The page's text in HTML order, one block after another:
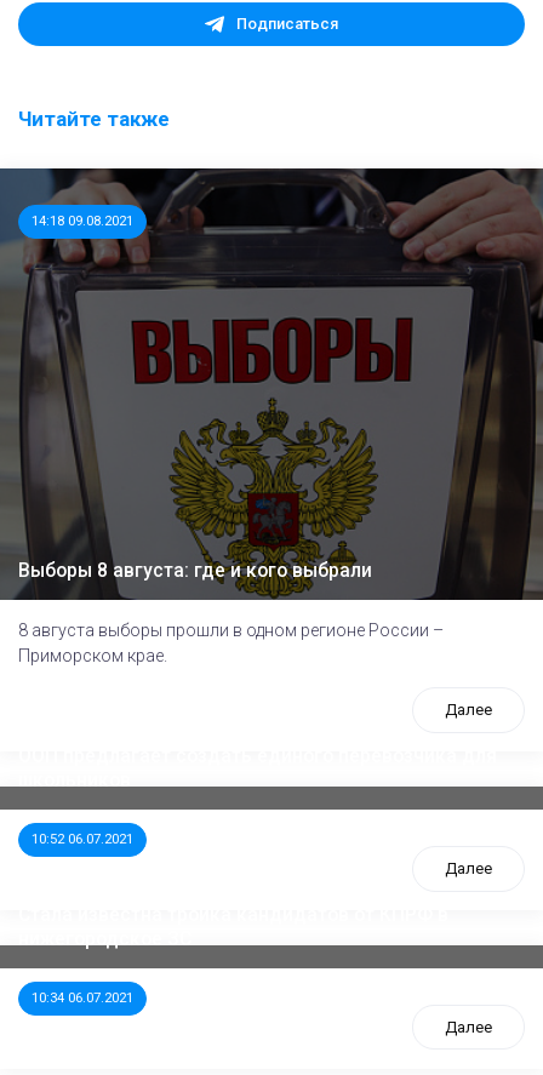
Подписаться
Читайте также
14:18 09.08.2021
Выборы 8 августа: где и кого выбрали
8 августа выборы прошли в одном регионе России –
Приморском крае.
Далее
10:52 06.07.2021
Далее
10:34 06.07.2021
Далее